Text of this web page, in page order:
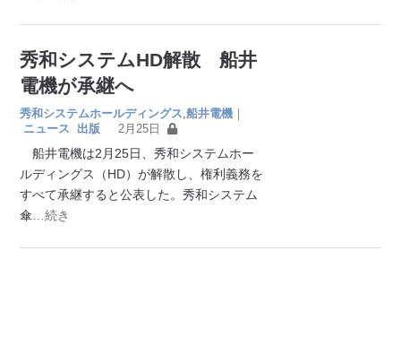
秀和システムHD解散 船井
電機が承継へ
秀和システムホールディングス ,船井電機 ｜
ニュース
出版 2月25日
船井電機は2月25日、秀和システムホー
ルディングス（HD）が解散し、権利義務を
すべて承継すると公表した。秀和システム
傘 …続き